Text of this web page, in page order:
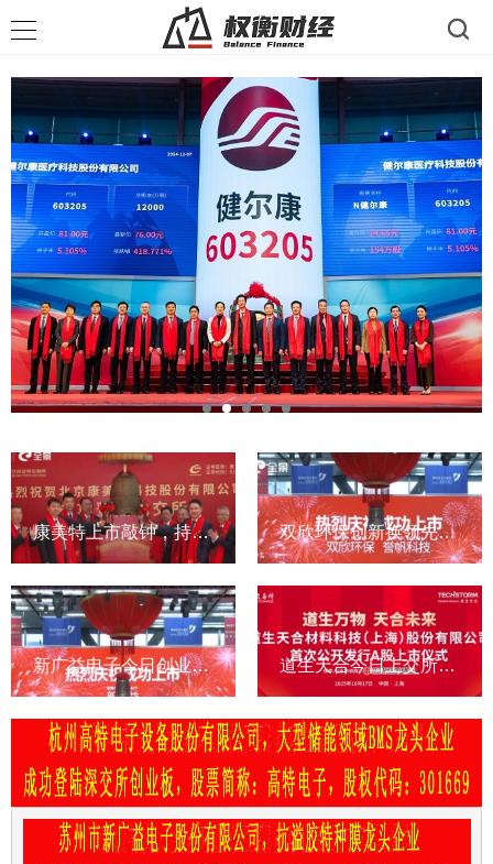
康美特上市敲钟，持续高投入研发，营利双增，助力LED封装厂商
新广益电子今日创业板上市，打破外资特种膜垄断，市占率第一
双欣环保创新换领先，以质量争市占率，以业绩回报社会
道生天合今日上交所主板上市，先进复材系统领跑者